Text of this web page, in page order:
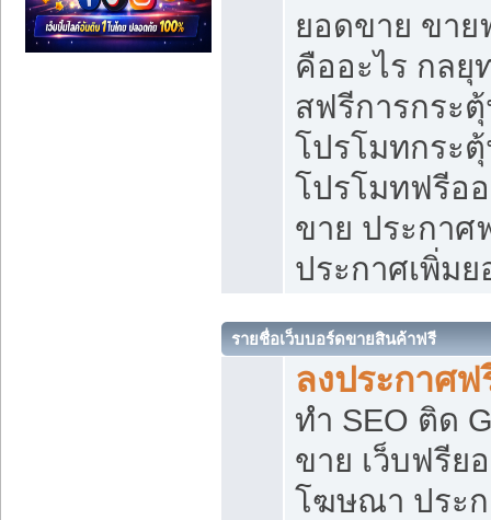
ยอดขาย ขาย
คืออะไร กลยุ
สฟรีการกระ
โปรโมทกระ
โปรโมทฟรีอ
ขาย ประกาศ
ประกาศเพิ่ม
รายชื่อเว็บบอร์ดขายสินค้าฟรี
ลงประกาศฟ
ทำ SEO ติด
ขาย เว็บฟรีย
โฆษณา ประ